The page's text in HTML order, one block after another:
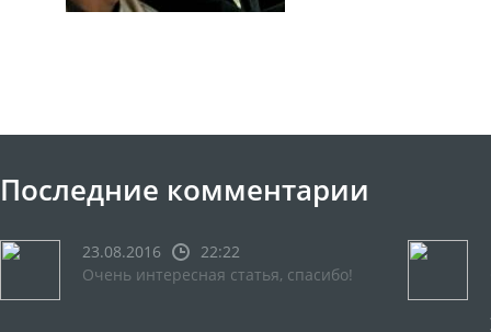
Последние комментарии
23.08.2016
22:22
Очень интересная статья, спасибо!